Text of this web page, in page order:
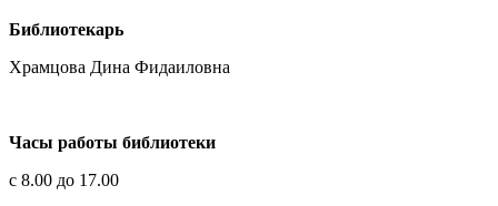
Библиотекарь
Храмцова Дина Фидаиловна
Часы работы библиотеки
с 8.00 до 17.00